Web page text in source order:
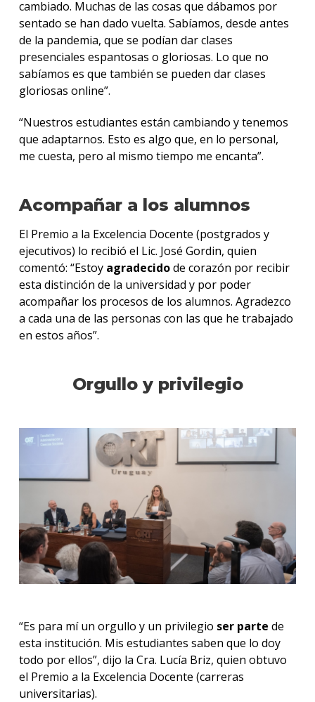
cambiado. Muchas de las cosas que dábamos por
sentado se han dado vuelta. Sabíamos, desde antes
de la pandemia, que se podían dar clases
presenciales espantosas o gloriosas. Lo que no
sabíamos es que también se pueden dar clases
gloriosas online”.
“Nuestros estudiantes están cambiando y tenemos
que adaptarnos. Esto es algo que, en lo personal,
me cuesta, pero al mismo tiempo me encanta”.
Acompañar a los alumnos
El Premio a la Excelencia Docente (postgrados y
ejecutivos) lo recibió el Lic. José Gordin, quien
comentó: “Estoy agradecidode corazón por recibir
esta distinción de la universidad y por poder
acompañar los procesos de los alumnos. Agradezco
a cada una de las personas con las que he trabajado
en estos años”.
Orgullo y privilegio
“Es para mí un orgullo y un privilegio ser parte de
esta institución. Mis estudiantes saben que lo doy
todo por ellos”, dijo la Cra. Lucía Briz, quien obtuvo
el Premio a la Excelencia Docente (carreras
universitarias).